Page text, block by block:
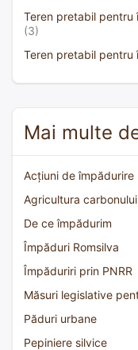
Teren pretabil
(3)
Teren pretabil pentru
Mai multe
Acțiuni de împădurire
Agricultura carbonului
De ce împădurim
Împăduri Romsilva
Împăduriri prin PNRR
Măsuri legislative
Păduri urbane
Pepiniere silvice